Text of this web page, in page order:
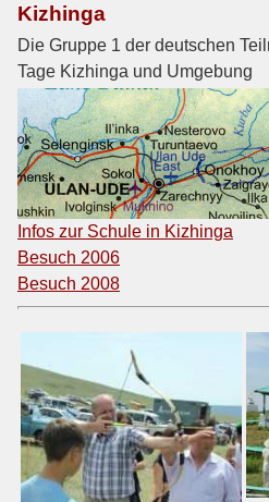
Kizhinga
Die Gruppe 1 der deutschen
Tage Kizhinga und Umgebung
Infos zur Schule in Kizhinga
Besuch 2006
Besuch 2008